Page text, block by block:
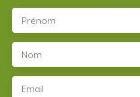
Prénom
Nom
Email